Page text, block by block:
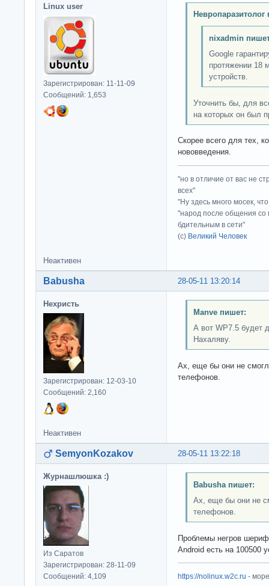
Linux user
Зарегистрирован: 11-11-09
Сообщений: 1,653
Невропаразитолог
nixadmin
Google
протяжении 18
устройств.
Уточнить бы, для
на которых он был
Скорее всего для тех,
нововведения.
"но в отличие от вас не
всех"
"Ну здесь много мосек,
"народ после общения со
бдительным в сети"
(с) Великий Человек
Неактивен
28-05-11 13:20:14
Babusha
Нехристь
Зарегистрирован: 12-03-10
Сообщений: 2,160
Manve пишет:
А вот WP7.5 будет
Нахаляву.
Ах, еще бы они не
телефонов.
Неактивен
28-05-11 13:22:18
SemyonKozakov
Журнашлюшка :)
Из Саратов
Зарегистрирован: 28-11-09
Сообщений: 4,109
Babusha пишет:
Ах, еще бы они не
телефонов.
Проблемы негров
Android есть на 100500
https://nolinux.w2c.ru -